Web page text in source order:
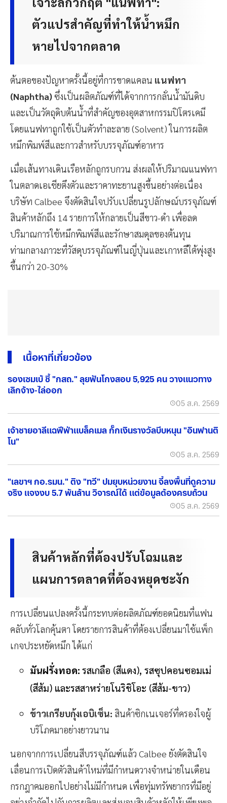
ตัวแปรสำคัญที่ทำให้น้ำหมึก
หายไปจากตลาด
ต้นตอของปัญหาครั้งนี้อยู่ที่การขาดแคลน แนฟทา
(Naphtha)ซึ่งเป็นผลิตภัณฑ์ที่ได้จากการกลั่นน้ำมันดิบ
และเป็นวัตถุดิบต้นน้ำที่สำคัญของอุตสาหกรรมปิโตรเคมี
โดยแนฟทาถูกใช้เป็นตัวทำละลาย (Solvent) ในการผลิต
หมึกพิมพ์สีและกาวสำหรับบรรจุภัณฑ์อาหาร
เมื่อเส้นทางเดินเรือหลักถูกรบกวน ส่งผลให้ปริมาณแนฟทา
ในตลาดเอเชียตึงตัวและราคาทะยานสูงขึ้นอย่างต่อเนื่อง
บริษัท Calbee จึงตัดสินใจปรับเปลี่ยนรูปลักษณ์บรรจุภัณฑ์
สินค้าหลักถึง 14 รายการให้กลายเป็นสีขาว-ดำ เพื่อลด
ปริมาณการใช้หมึกพิมพ์สีและรักษาสมดุลของต้นทุน
ท่ามกลางภาวะที่วัสดุบรรจุภัณฑ์ในญี่ปุ่นและเกาหลีใต้พุ่งสูง
ขึ้นกว่า 20-30%
เนื้อหาที่เกี่ยวข้อง
รองเซมเบ้ ชี้ "กสถ." ลุยฟันโกงสอบ 5,925 คน วางแนวทาง
เลิกจ้าง-ไล่ออก
05 ส.ค. 2569
เจ้าชายอาลีแฉฟีฟ่าแบล็คเมล กั๊กเงินรางวัลบีบหนุน "อินฟานติ
โน"
05 ส.ค. 2569
"เลขาฯ กอ.รมน." ติง "ทวี" ปมยุบหน่วยงาน จี้ลงพื้นที่ดูความ
จริง แจงงบ 5.7 พันล้าน วิจารณ์ได้ แต่ข้อมูลต้องครบถ้วน
05 ส.ค. 2569
สินค้าหลักที่ต้องปรับโฉมและ
แผนการตลาดที่ต้องหยุดชะงัก
การเปลี่ยนแปลงครั้งนี้กระทบต่อผลิตภัณฑ์ยอดนิยมที่แฟน
คลับทั่วโลกคุ้นตา โดยรายการสินค้าที่ต้องเปลี่ยนมาใช้แพ็ก
เกจประหยัดหมึก ได้แก่
มันฝรั่งทอด: รสเกลือ (สีแดง), รสซุปคอนซอมเม่
(สีส้ม) และรสสาหร่ายโนริชิโอะ (สีส้ม-ขาว)
ข้าวเกรียบกุ้งเอบิเซ็น: สินค้าซิกเนเจอร์ที่ครองใจผู้
บริโภคมาอย่างยาวนาน
นอกจากการเปลี่ยนสีบรรจุภัณฑ์แล้ว Calbee ยังตัดสินใจ
เลื่อนการเปิดตัวสินค้าใหม่ที่มีกำหนดวางจำหน่ายในเดือน
กรกฎาคมออกไปอย่างไม่มีกำหนด เพื่อทุ่มทรัพยากรที่มีอยู่